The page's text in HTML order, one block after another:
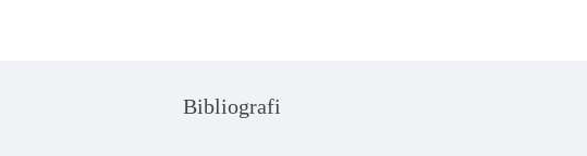
Bibliografi